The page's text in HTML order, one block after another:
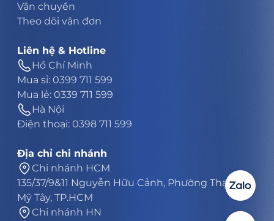
Vận chuyển
Theo dõi vận đơn
Liên hệ & Hotline
Hồ Chí Minh
Mua sỉ: 0399 711 599
Mua lẻ: 0339 711 599
Hà Nội
Điện thoại: 0398 711 599
Địa chỉ chi nhánh
Chi nhánh HCM
135/37/9&11 Nguyễn Hữu Cảnh, Phường Thạnh
Mỹ Tây, TP.HCM
Chi nhánh HN